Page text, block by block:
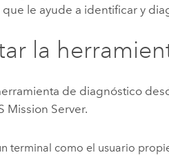
que le ayude a identificar y
la
de diagnóstico
Mission Server.
terminal como el usuario